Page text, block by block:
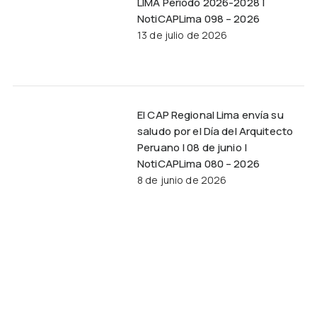
NotiCAPLima 098 – 2026
13 de julio de 2026
El CAP Regional Lima envía su
saludo por el Día del Arquitecto
Peruano | 08 de junio |
NotiCAPLima 080 – 2026
8 de junio de 2026